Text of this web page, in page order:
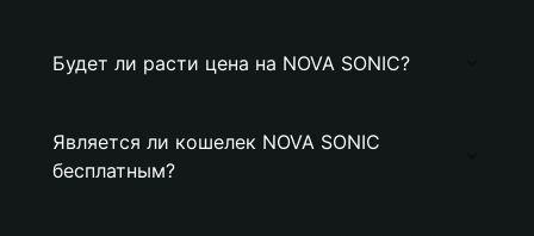
Будет ли расти цена на NOVA SONIC?
Является ли кошелек NOVA SONIC
бесплатным?